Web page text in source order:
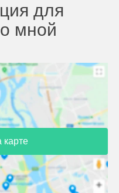
для
мной
карте